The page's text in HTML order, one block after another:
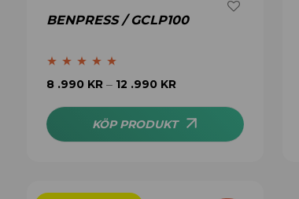
BENPRESS / GCLP100
Betygsatt5.00
8 .990 KR– 12 .990 KR
KÖP PRODUKT